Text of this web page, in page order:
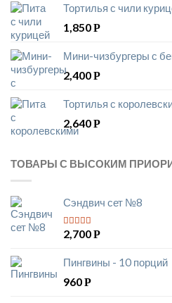
Тортилья с чили
1,850Р
Мини-чизбургеры с
2,400Р
Тортилья с
2,640Р
ТОВАРЫ С ВЫСОКИМ
Сэндвич сет №8
5из 5
2,700Р
Пингвины - 10 порций
960Р